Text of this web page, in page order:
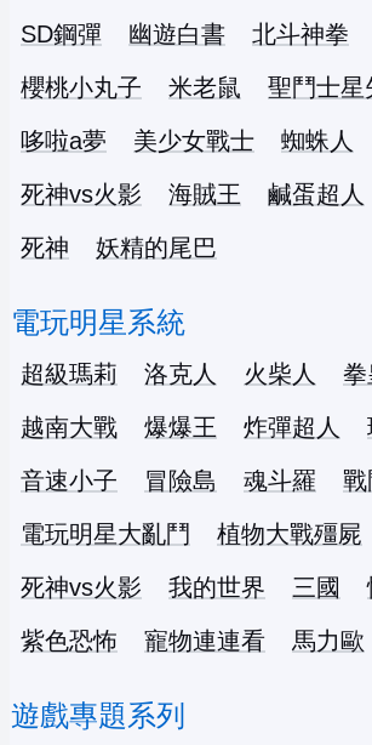
SD鋼彈
幽遊白書 北斗神拳
櫻桃小丸子
米老鼠 聖鬥士星
哆啦a夢
美少女戰士 蜘蛛人
死神vs火影
海賊王 鹹蛋超人
死神
妖精的尾巴
電玩明星系統
超級瑪莉 洛克人 火柴人 拳
越南大戰
爆爆王 炸彈超人
音速小子
冒險島 魂斗羅
戰
電玩明星大亂鬥
植物大戰殭屍
死神vs火影
我的世界 三國
紫色恐怖
寵物連連看 馬力歐
遊戲專題系列